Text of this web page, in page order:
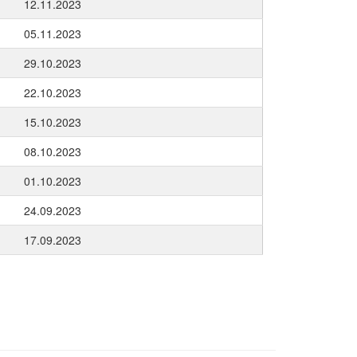
12.11.2023
05.11.2023
29.10.2023
22.10.2023
15.10.2023
08.10.2023
01.10.2023
24.09.2023
17.09.2023